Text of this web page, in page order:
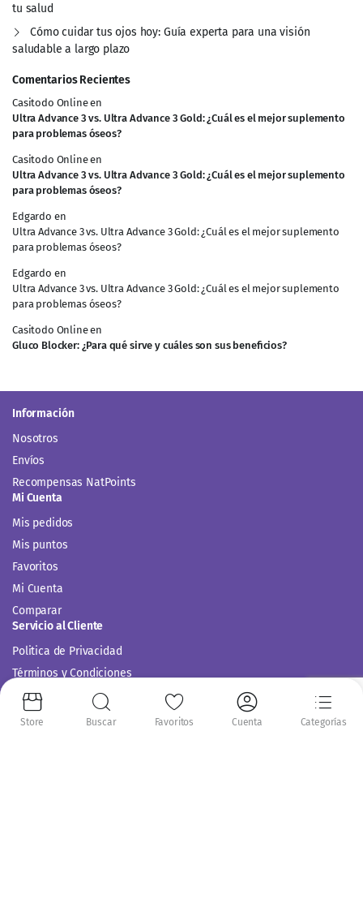
tu salud
Cómo cuidar tus ojos hoy: Guía experta para una visión
saludable a largo plazo
Comentarios Recientes
Casitodo Onlineen
Ultra Advance 3 vs. Ultra Advance 3 Gold: ¿Cuál es el mejor suplemento
para problemas óseos?
Casitodo Onlineen
Ultra Advance 3 vs. Ultra Advance 3 Gold: ¿Cuál es el mejor suplemento
para problemas óseos?
Edgardo en
Ultra Advance 3 vs. Ultra Advance 3 Gold: ¿Cuál es el mejor suplemento
para problemas óseos?
Edgardo en
Ultra Advance 3 vs. Ultra Advance 3 Gold: ¿Cuál es el mejor suplemento
para problemas óseos?
Casitodo Onlineen
Gluco Blocker: ¿Para qué sirve y cuáles son sus beneficios?
Información
Nosotros
Envíos
Recompensas NatPoints
Mi Cuenta
Mis pedidos
Mis puntos
Favoritos
Mi Cuenta
Comparar
Servicio al Cliente
Politica de Privacidad
Términos y Condiciones
Siguenos en:
Store Buscar Favoritos Cuenta Categorías